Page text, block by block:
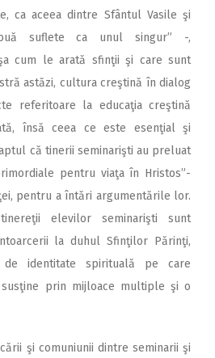
ca aceea dintre Sfântul Vasile şi
suflete ca unul singur” -,
cum le arată sfinţii şi care sunt
astăzi, cultura creştină în dialog
referitoare la educaţia creştină
însă ceea ce este esenţial şi
că tinerii seminarişti au preluat
pentru viaţa în Hristos”-
pentru a întări argumentările lor.
elevilor seminarişti sunt
la duhul Sfinţilor Părinţi,
identitate spirituală pe care
prin mijloace multiple şi o
şi comuniunii dintre seminarii şi